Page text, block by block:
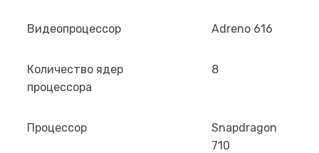
Видеопроцессор Adreno 616
Количество ядер
процессора
8
Процессор
Snapdragon
710